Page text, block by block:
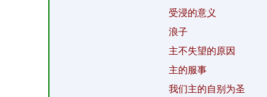
受浸的意义
浪子
主不失望的原因
主的服事
我们主的自别为圣